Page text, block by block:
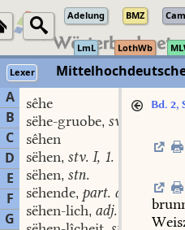
Adelung BMZ
LmL LothWb
Lexer
A
B
C
D
E
F
G
sêhe
sëhe-gruobe, swf.
sêhen
sëhen, stv. I, 1.
sëhen, stn.
sëhende, part. adj.
sëhen-lich, adj.
Bd. 2,